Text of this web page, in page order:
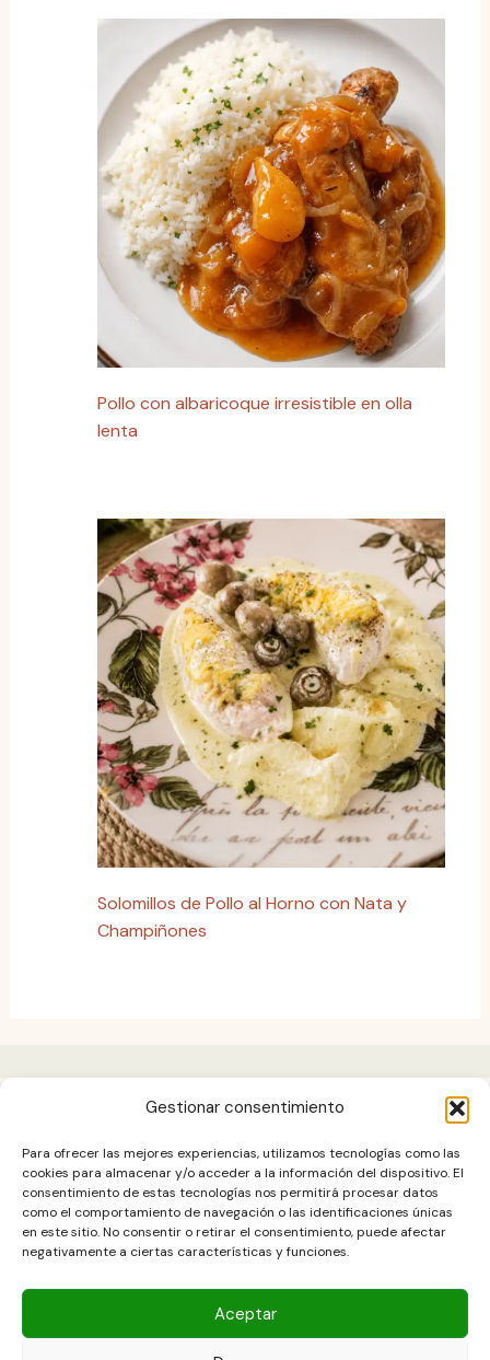
Gestionar consentimiento
Para ofrecer las mejores experiencias, utilizamos tecnologías como las
cookies para almacenar y/o acceder a la información del dispositivo. El
consentimiento de estas tecnologías nos permitirá procesar datos
como el comportamiento de navegación o las identificaciones únicas
en este sitio. No consentir o retirar el consentimiento, puede afectar
negativamente a ciertas características y funciones.
Aceptar
Pollo con albaricoque irresistible en olla
lenta
Solomillos de Pollo al Horno con Nata y
Champiñones
Aviso legal
Contacto
DESCARGO DE RESPONSABILIDAD
Política de cookies (UE)
POLÍTICA DE PRIVACIDAD